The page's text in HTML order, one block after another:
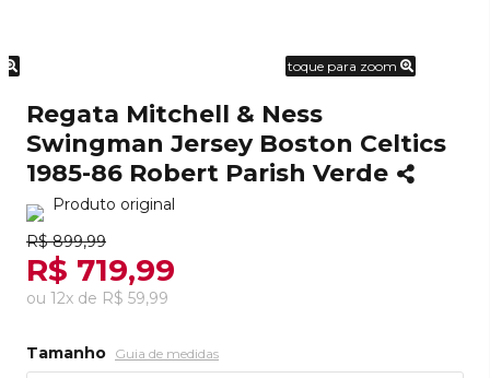
toque para zoom
Regata Mitchell & Ness
Swingman Jersey Boston Celtics
1985-86 Robert Parish Verde
Produto original
R$ 899,99
R$ 719,99
ou 12x de R$ 59,99
Tamanho Guia de medidas